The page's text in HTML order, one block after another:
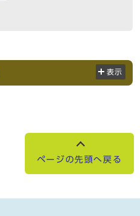
表示
ページの先頭へ戻る